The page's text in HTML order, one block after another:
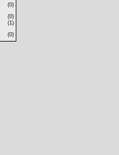
(0)
(0)
(1)
(0)